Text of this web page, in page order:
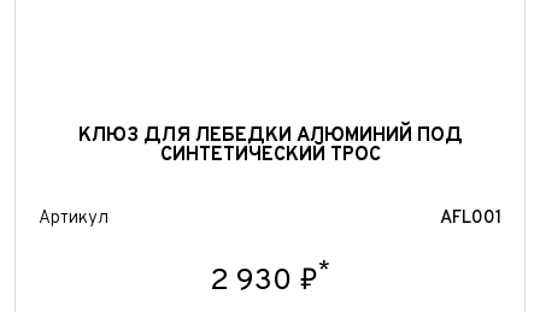
КЛЮЗ ДЛЯ ЛЕБЕДКИ АЛЮМИНИЙ ПОД
СИНТЕТИЧЕСКИЙ ТРОС
Артикул AFL001
2 930 ₽*